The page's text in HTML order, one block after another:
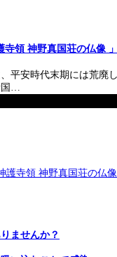
領 神野真国荘の仏像 」
平安時代末期には荒廃
…
ませんか？